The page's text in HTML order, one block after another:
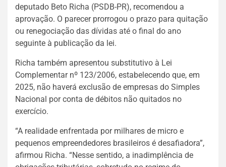
deputado Beto Richa (PSDB-PR), recomendou a
aprovação. O parecer prorrogou o prazo para quitação
ou renegociação das dívidas até o final do ano
seguinte à publicação da lei.
Richa também apresentou substitutivo à Lei
Complementar nº 123/2006, estabelecendo que, em
2025, não haverá exclusão de empresas do Simples
Nacional por conta de débitos não quitados no
exercício.
“A realidade enfrentada por milhares de micro e
pequenos empreendedores brasileiros é desafiadora”,
afirmou Richa. “Nesse sentido, a inadimplência de